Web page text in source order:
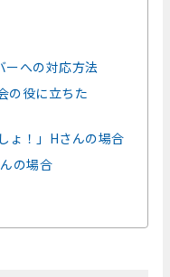
ーへの対応方法
の役に立ちた
ょ！」Hさんの場合
の場合